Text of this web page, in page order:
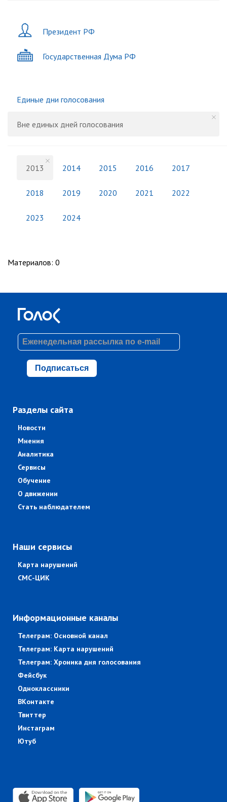
Президент РФ
Государственная Дума РФ
Единые дни голосования
Вне единых дней голосования
2013 2014 2015 2016 2017
2018 2019 2020 2021 2022
2023 2024
Материалов: 0
Подписаться
Разделы сайта
Новости
Мнения
Аналитика
Сервисы
Обучение
О движении
Стать наблюдателем
Наши сервисы
Карта нарушений
СМС-ЦИК
Информационные каналы
Телеграм: Основной канал
Телеграм: Карта нарушений
Телеграм: Хроника дня голосования
Фейсбук
Одноклассники
ВКонтакте
Твиттер
Инстаграм
Ютуб